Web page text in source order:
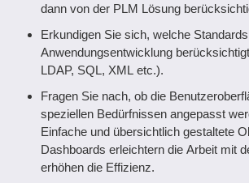
dann von der PLM Lösung
Erkundigen Sie sich, welche
Anwendungsentwicklung
LDAP, SQL, XML etc.).
Fragen Sie nach, ob die
speziellen Bedürfnissen angepasst
Einfache und übersichtlich gestaltete
Dashboards erleichtern die Arbeit mit
erhöhen die Effizienz.